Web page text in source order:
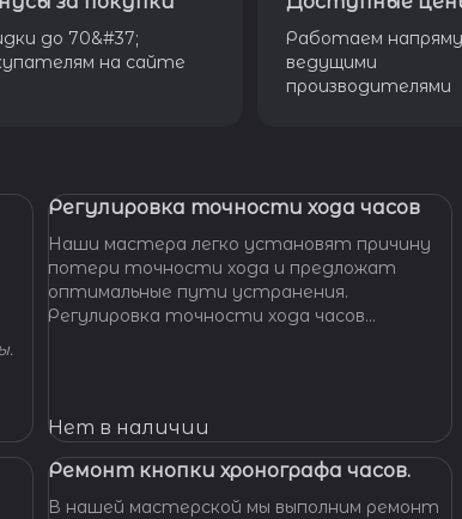
до 70&#37;
на сайте
Работаем
ведущими
производителями
Регулировка точности хода часов
Наши мастера легко установят причину
потери точности хода и предложат
оптимальные пути устранения.
Регулировка точности хода часов
Нет в наличии
Ремонт кнопки хронографа часов.
В нашей мастерской мы выполним ремонт